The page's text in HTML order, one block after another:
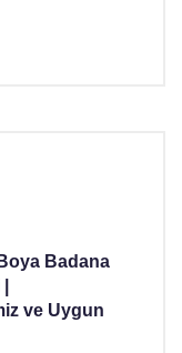
Badana
ve Uygun